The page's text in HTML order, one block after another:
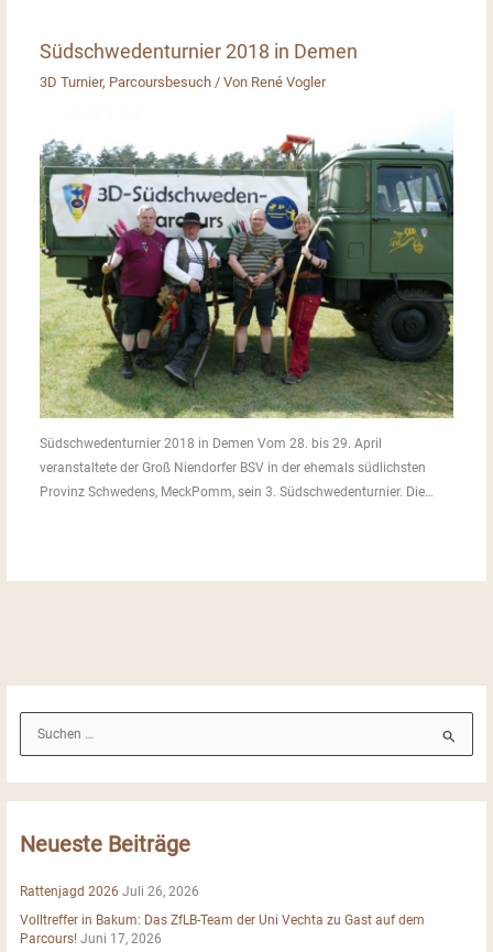
Südschwedenturnier 2018 in Demen
3D Turnier, Parcoursbesuch / Von René Vogler
Südschwedenturnier 2018 in Demen Vom 28. bis 29. April
veranstaltete der Groß Niendorfer BSV in der ehemals südlichsten
Provinz Schwedens, MeckPomm, sein 3. Südschwedenturnier. Die…
h
n
a
c
Neueste Beiträge
Rattenjagd 2026 Juli 26, 2026
Volltreffer in Bakum: Das ZfLB-Team der Uni Vechta zu Gast auf dem
Parcours! Juni 17, 2026